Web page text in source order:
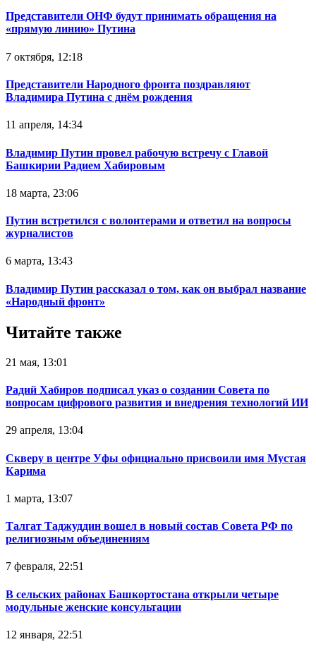
Представители ОНФ будут принимать обращения на
«прямую линию» Путина
7 октября, 12:18
Представители Народного фронта поздравляют
Владимира Путина с днём рождения
11 апреля, 14:34
Владимир Путин провел рабочую встречу с Главой
Башкирии Радием Хабировым
18 марта, 23:06
Путин встретился с волонтерами и ответил на вопросы
журналистов
6 марта, 13:43
Владимир Путин рассказал о том, как он выбрал название
«Народный фронт»
Читайте также
21 мая, 13:01
Радий Хабиров подписал указ о создании Совета по
вопросам цифрового развития и внедрения технологий ИИ
29 апреля, 13:04
Скверу в центре Уфы официально присвоили имя Мустая
Карима
1 марта, 13:07
Талгат Таджуддин вошел в новый состав Совета РФ по
религиозным объединениям
7 февраля, 22:51
В сельских районах Башкортостана открыли четыре
модульные женские консультации
12 января, 22:51